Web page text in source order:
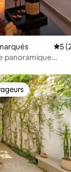
5
panoramique